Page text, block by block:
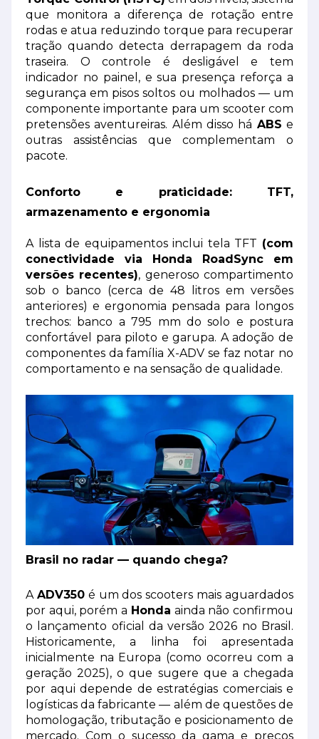
que monitora a diferença de rotação entre
rodas e atua reduzindo torque para recuperar
tração quando detecta derrapagem da roda
traseira. O controle é desligável e tem
indicador no painel, e sua presença reforça a
segurança em pisos soltos ou molhados — um
componente importante para um scooter com
pretensões aventureiras. Além disso há ABS e
outras assistências que complementam o
pacote.
Conforto e praticidade: TFT,
armazenamento e ergonomia
A lista de equipamentos inclui tela TFT (com
conectividade via Honda RoadSync em
versões recentes), generoso compartimento
sob o banco (cerca de 48 litros em versões
anteriores) e ergonomia pensada para longos
trechos: banco a 795 mm do solo e postura
confortável para piloto e garupa. A adoção de
componentes da família X-ADV se faz notar no
comportamento e na sensação de qualidade.
Brasil no radar — quando chega?
A ADV350é um dos scooters mais aguardados
por aqui, porém a Honda ainda não confirmou
o lançamento oficial da versão 2026 no Brasil.
Historicamente, a linha foi apresentada
inicialmente na Europa (como ocorreu com a
geração 2025), o que sugere que a chegada
por aqui depende de estratégias comerciais e
logísticas da fabricante — além de questões de
homologação, tributação e posicionamento de
mercado. Com o sucesso da gama e preços